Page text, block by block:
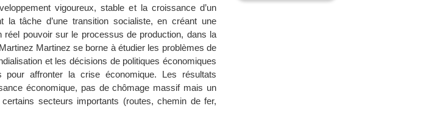
vigoureux, stable et la croissance d’un
la tâche d’une transition socialiste, en créant une
pouvoir sur le processus de production, dans la
Martinez se borne à étudier les problèmes de
et les décisions de politiques économiques
affronter la crise économique. Les résultats
économique, pas de chômage massif mais un
secteurs importants (routes, chemin de fer,